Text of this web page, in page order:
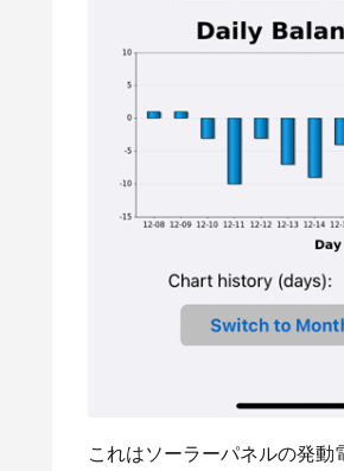
これはソーラーパネルの発